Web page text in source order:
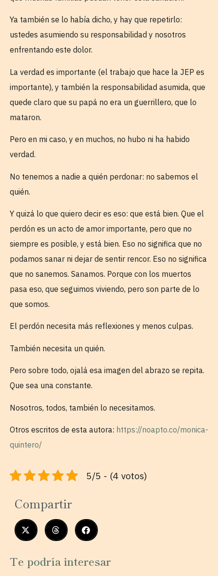
Ya también se lo había dicho, y hay que repetirlo:
ustedes asumiendo su responsabilidad y nosotros
enfrentando este dolor.
La verdad es importante (el trabajo que hace la JEP es
importante), y también la responsabilidad asumida, que
quede claro que su papá no era un guerrillero, que lo
mataron.
Pero en mi caso, y en muchos, no hubo ni ha habido
verdad.
No tenemos a nadie a quién perdonar: no sabemos el
quién.
Y quizá lo que quiero decir es eso: que está bien. Que el
perdón es un acto de amor importante, pero que no
siempre es posible, y está bien. Eso no significa que no
podamos sanar ni dejar de sentir rencor. Eso no significa
que no sanemos. Sanamos. Porque con los muertos
pasa eso, que seguimos viviendo, pero son parte de lo
que somos.
El perdón necesita más reflexiones y menos culpas.
También necesita un quién.
Pero sobre todo, ojalá esa imagen del abrazo se repita.
Que sea una constante.
Nosotros, todos, también lo necesitamos.
Otros escritos de esta autora: https://noapto.co/monica-
quintero/
5/5 - (4 votos)
Compartir
Te podría interesar